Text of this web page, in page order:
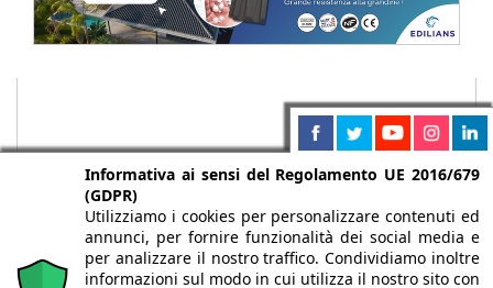
Informativa ai sensi del Regolamento UE 2016/679
(GDPR)
Utilizziamo i cookies per personalizzare contenuti ed
annunci, per fornire funzionalità dei social media e
per analizzare il nostro traffico. Condividiamo inoltre
informazioni sul modo in cui utilizza il nostro sito con